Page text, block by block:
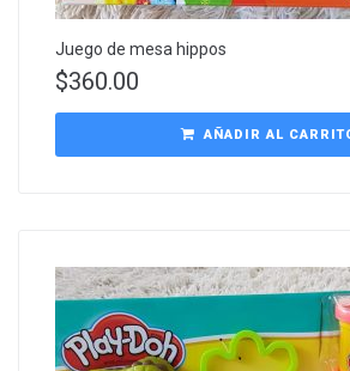
Juego de mesa hippos
$360.00
AÑADIR AL